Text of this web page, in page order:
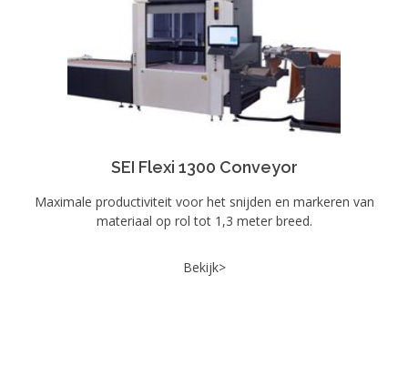
SEI Flexi 1300 Conveyor
Maximale productiviteit voor het snijden en markeren van
materiaal op rol tot 1,3 meter breed.
Bekijk>